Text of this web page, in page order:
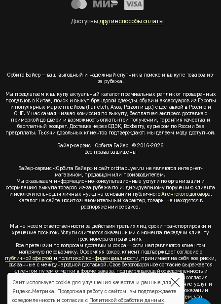
Доступны другие способы оплаты
Орбита Байер — ваш выгодный и надёжный спутник в поиске и выкупе товаров из-
за рубежа.
Мы предлагаем к выкупу актуальный каталог премиальных реплик от проверенных
продавцов в Китае, поиск и выкуп брендовой одежды, обуви и аксессуаров из Европы
и популярных маркетплейсов (Farfetch, Asos, Poizon и др.) с доставкой в Россию и
СНГ. У нас самая низкая комиссия по выкупу, бесплатная экспресс доставка с
примеркой до двери и возможность оплаты при получении, гарантия качества и
бесплатный возврат. Доставка через СДЭК, Boxberry, курьером по России без
предоплаты. Тысячи довольных клиентов подтверждают: мы делаем моду доступной.
Байер-сервис "Орбита Байер" © 2016-2026
Все права защищены
Байер-сервис «Орбита Байер» и сайт orbitabuyer.ru не являются интернет-
магазином, продавцом или производителем.
Мы оказываем информационно-консультационные услуги по организации и
оформлению выкупа товаров из-за рубежа по индивидуальному поручению клиента
и исключительно для личных нужд на основании публичногоАгентского договора.
Каталог на сайте носит ознакомительный характер, товары не находятся в
распоряжении сервиса.
Мы не несем ответственности за действия третьих лиц, сроки транспортировки и
хранение посылок. Услуги считаются оказанными с момента передачи клиенту
трек-номера отправления.
Все претензии по вопросам доставки и сохранности направляются клиентом
напрямую перевозчику. Оформляя заказ, клиент подтверждает согласие с
публичной офертой и политикой конфиденциальности, принимает на себя все риски,
связанные с международной доставкой. Свое безоговорочное согласие выражается
клиентом путем отметки в форме заказа, подтверждающей осведомленность и
согласие клиента со всеми предлагаемыми сервисом условиями. Без согласия
клиента спубличной офертой иполитикой конфиденциальностиоказание услуг и
оформление заказа невозможно. Заключая акцепт условий оферты об оказании
услуг, клиент понимает, заверяет, подтверждает и соглашается с тем, что
Сайт использует cookie для улучшения качества и данные для
Яндекс.Метрика. Продолжая работу с сайтом, вы подтверждаете
осведомленность и согласие с Политикой обработки данных.